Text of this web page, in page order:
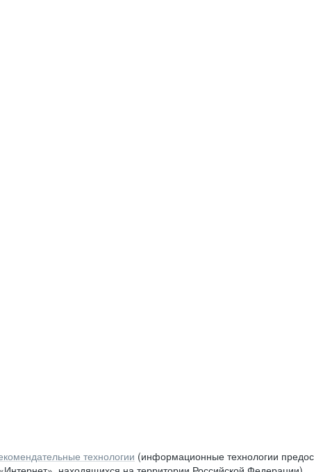
технологии (информационные технологии